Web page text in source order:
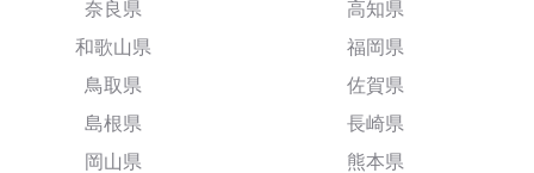
奈良県
和歌山県
鳥取県
島根県
岡山県
高知県
福岡県
佐賀県
長崎県
熊本県